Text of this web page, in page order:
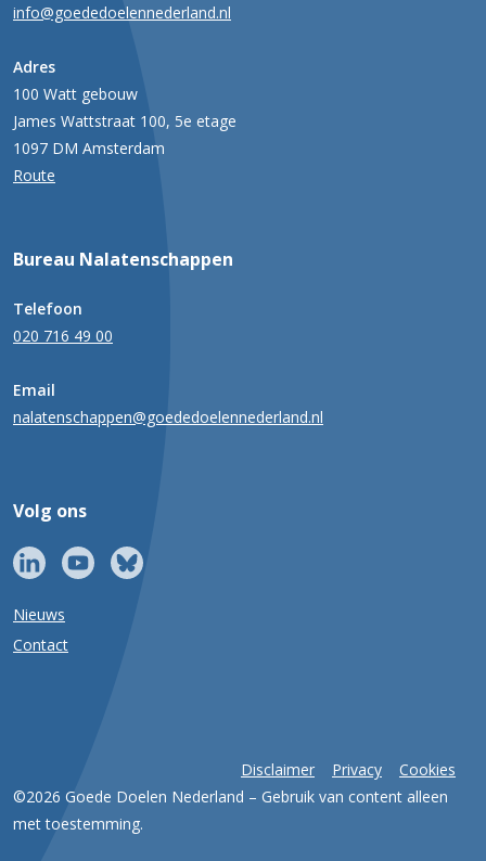
info@goededoelennederland.nl
Adres
100 Watt gebouw
James Wattstraat 100, 5e etage
1097 DM Amsterdam
Route
Bureau Nalatenschappen
Telefoon
020 716 49 00
Email
nalatenschappen@goededoelennederland.nl
Volg ons
Nieuws
Contact
Disclaimer Privacy
Cookies
©2026 Goede Doelen Nederland – Gebruik van content alleen
met toestemming.